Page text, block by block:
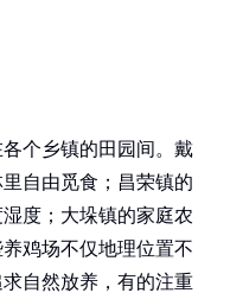
个乡镇的田园间。戴
自由觅食；昌荣镇的
度；大垛镇的家庭农
鸡场不仅地理位置不
自然放养，有的注重